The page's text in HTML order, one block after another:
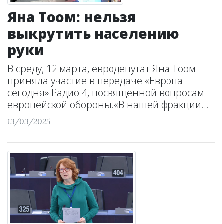
Яна Тоом: нельзя
выкрутить населению
руки
В среду, 12 марта, евродепутат Яна Тоом
приняла участие в передаче «Европа
сегодня» Радио 4, посвященной вопросам
европейской обороны.«В нашей фракции...
13/03/2025